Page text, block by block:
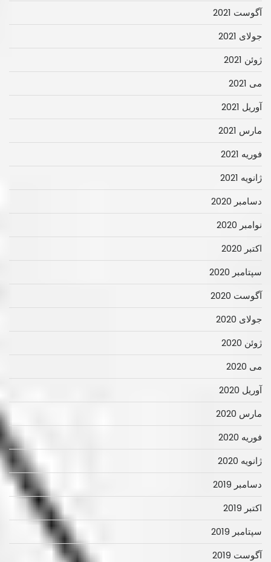
آگوست 2021
جولای 2021
ژوئن 2021
می 2021
آوریل 2021
مارس 2021
فوریه 2021
ژانویه 2021
دسامبر 2020
نوامبر 2020
اکتبر 2020
سپتامبر 2020
آگوست 2020
جولای 2020
ژوئن 2020
می 2020
آوریل 2020
مارس 2020
فوریه 2020
ژانویه 2020
دسامبر 2019
اکتبر 2019
سپتامبر 2019
آگوست 2019